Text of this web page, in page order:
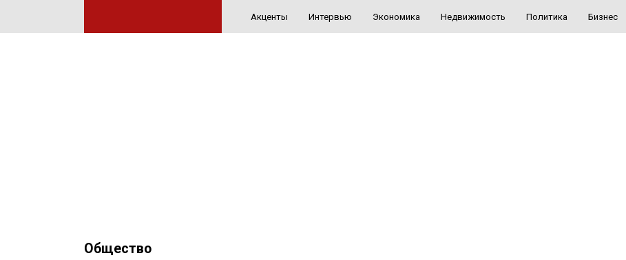
Акценты Интервью Экономика Недвижимость Политика Бизнес
Общество